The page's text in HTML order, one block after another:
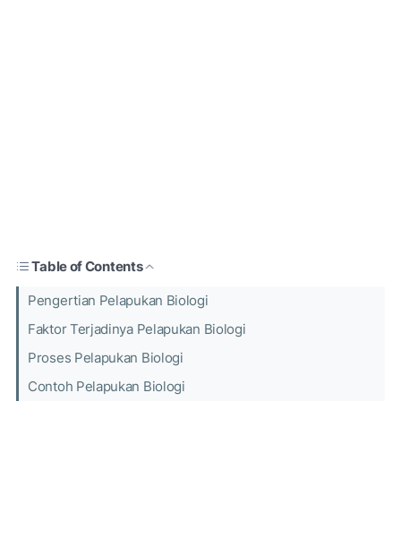
Table of Contents
Pengertian Pelapukan Biologi
Faktor Terjadinya Pelapukan Biologi
Proses Pelapukan Biologi
Contoh Pelapukan Biologi